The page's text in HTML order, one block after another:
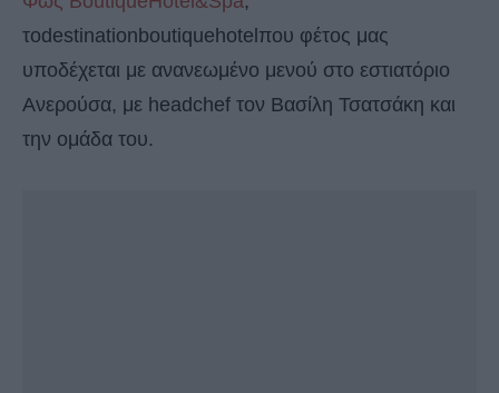
τοdestinationboutiquehotelπου φέτος μας
υποδέχεται με ανανεωμένο μενού στο εστιατόριο
Aνερούσα, με headchef τον Βασίλη Τσατσάκη και
την ομάδα του.